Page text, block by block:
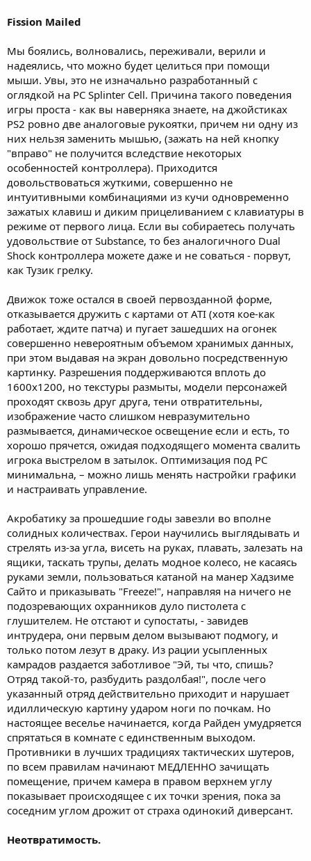
Fission Mailed
Мы боялись, волновались, переживали, верили и
надеялись, что можно будет целиться при помощи
мыши. Увы, это не изначально разработанный с
оглядкой на PC Splinter Cell. Причина такого поведения
игры проста - как вы наверняка знаете, на джойстиках
PS2 ровно две аналоговые рукоятки, причем ни одну из
них нельзя заменить мышью, (зажать на ней кнопку
"вправо" не получится вследствие некоторых
особенностей контроллера). Приходится
довольствоваться жуткими, совершенно не
интуитивными комбинациями из кучи одновременно
зажатых клавиш и диким прицеливанием с клавиатуры в
режиме от первого лица. Если вы собираетесь получать
удовольствие от Substance, то без аналогичного Dual
Shock контроллера можете даже и не соваться - порвут,
как Тузик грелку.
Движок тоже остался в своей первозданной форме,
отказывается дружить с картами от ATI (хотя кое-как
работает, ждите патча) и пугает зашедших на огонек
совершенно невероятным объемом хранимых данных,
при этом выдавая на экран довольно посредственную
картинку. Разрешения поддерживаются вплоть до
1600х1200, но текстуры размыты, модели персонажей
проходят сквозь друг друга, тени отвратительны,
изображение часто слишком невразумительно
размывается, динамическое освещение если и есть, то
хорошо прячется, ожидая подходящего момента свалить
игрока выстрелом в затылок. Оптимизация под PC
минимальна, – можно лишь менять настройки графики
и настраивать управление.
Акробатику за прошедшие годы завезли во вполне
солидных количествах. Герои научились выглядывать и
стрелять из-за угла, висеть на руках, плавать, залезать на
ящики, таскать трупы, делать модное колесо, не касаясь
руками земли, пользоваться катаной на манер Хадзиме
Сайто и приказывать "Freeze!", направляя на ничего не
подозревающих охранников дуло пистолета с
глушителем. Не отстают и супостаты, - завидев
интрудера, они первым делом вызывают подмогу, и
только потом лезут в драку. Из рации усыпленных
камрадов раздается заботливое "Эй, ты что, спишь?
Отряд такой-то, разбудить раздолбая!", после чего
указанный отряд действительно приходит и нарушает
идиллическую картину ударом ноги по почкам. Но
настоящее веселье начинается, когда Райден умудряется
спрятаться в комнате с единственным выходом.
Противники в лучших традициях тактических шутеров,
по всем правилам начинают МЕДЛЕННО зачищать
помещение, причем камера в правом верхнем углу
показывает происходящее с их точки зрения, пока за
соседним углом дрожит от страха одинокий диверсант.
Неотвратимость.